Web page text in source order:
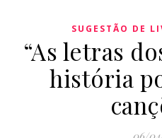
SUGESTÃO DE
“As letras
história